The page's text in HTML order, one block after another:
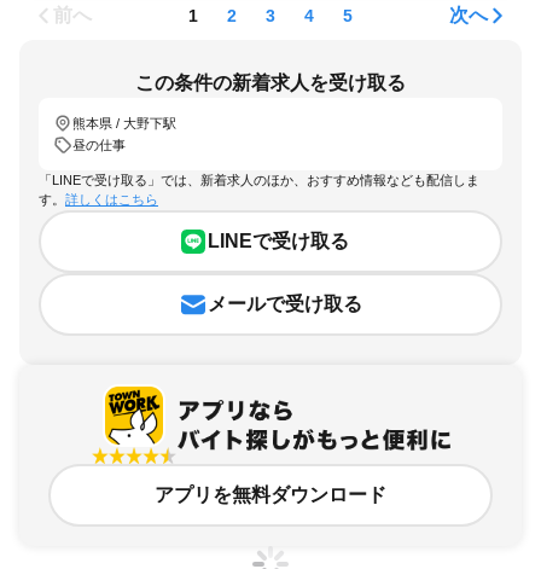
前へ 1 2 3 4 5 次へ
この条件の新着求人を受け取る
熊本県 / 大野下駅
昼の仕事
「LINEで受け取る」では、新着求人のほか、おすすめ情報なども配信しま
す。 詳しくはこちら
LINEで受け取る
メールで受け取る
アプリを無料ダウンロード